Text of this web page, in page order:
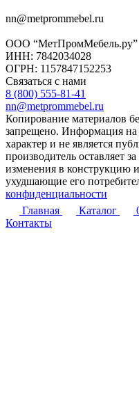
nn@metprommebel.ru
ООО “МетПромМебель.ру”
ИНН: 7842034028
ОГРН: 1157847152253
Связаться с нами
8 (800) 555-81-41
nn@metprommebel.ru
Копирование материалов
запрещено. Информация
характер и не является
производитель оставляет
изменения в конструкцию
ухудшающие его
конфиденциальности
Главная
Каталог
Контакты